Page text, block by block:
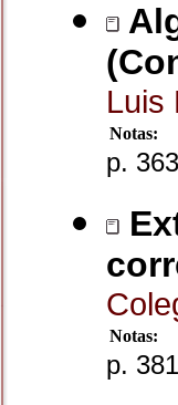
Luis
Notas:
p. 363
Notas:
p. 381